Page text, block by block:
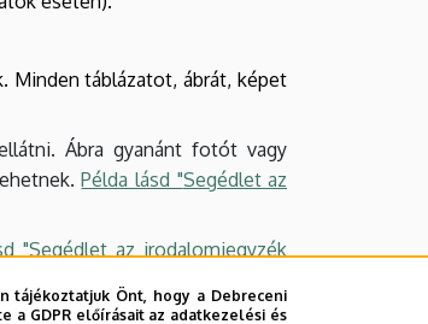
Minden táblázatot, ábrát, képet
Ábra gyanánt fotót vagy
Példa lásd "Segédlet az
"Segédlet az irodalomjegyzék
forrást/forrásokat.
tájékoztatjuk Önt, hogy a Debreceni
GDPR előírásait az adatkezelési és